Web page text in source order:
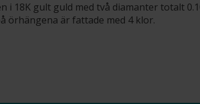
i 18K gult guld med två diamanter totalt
örhängena är fattade med 4 klor.